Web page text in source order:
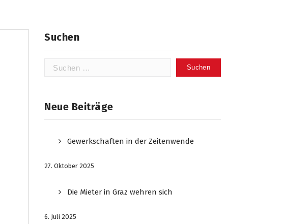
Suchen
Suchen
Neue Beiträge
Gewerkschaften in der Zeitenwende
27. Oktober 2025
Die Mieter in Graz wehren sich
6. Juli 2025